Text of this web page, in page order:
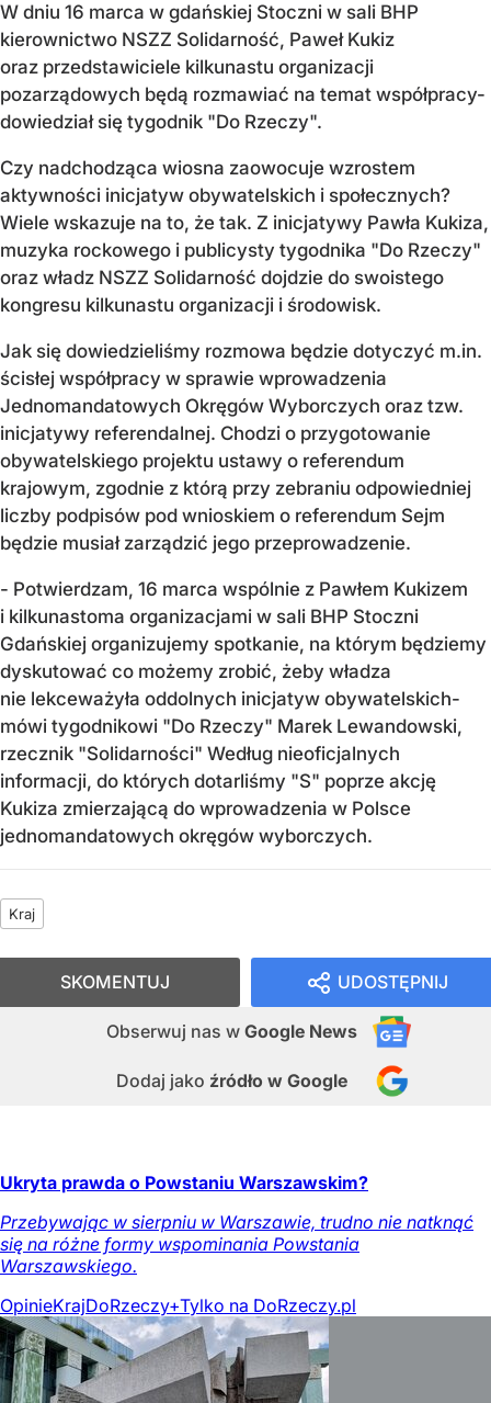
W dniu 16 marca w gdańskiej Stoczni w sali BHP
kierownictwo NSZZ Solidarność, Paweł Kukiz
oraz przedstawiciele kilkunastu organizacji
pozarządowych będą rozmawiać na temat współpracy-
dowiedział się tygodnik "Do Rzeczy".
Czy nadchodząca wiosna zaowocuje wzrostem
aktywności inicjatyw obywatelskich i społecznych?
Wiele wskazuje na to, że tak. Z inicjatywy Pawła Kukiza,
muzyka rockowego i publicysty tygodnika "Do Rzeczy"
oraz władz NSZZ Solidarność dojdzie do swoistego
kongresu kilkunastu organizacji i środowisk.
Jak się dowiedzieliśmy rozmowa będzie dotyczyć m.in.
ścisłej współpracy w sprawie wprowadzenia
Jednomandatowych Okręgów Wyborczych oraz tzw.
inicjatywy referendalnej. Chodzi o przygotowanie
obywatelskiego projektu ustawy o referendum
krajowym, zgodnie z którą przy zebraniu odpowiedniej
liczby podpisów pod wnioskiem o referendum Sejm
będzie musiał zarządzić jego przeprowadzenie.
- Potwierdzam, 16 marca wspólnie z Pawłem Kukizem
i kilkunastoma organizacjami w sali BHP Stoczni
Gdańskiej organizujemy spotkanie, na którym będziemy
dyskutować co możemy zrobić, żeby władza
nie lekceważyła oddolnych inicjatyw obywatelskich-
mówi tygodnikowi "Do Rzeczy" Marek Lewandowski,
rzecznik "Solidarności" Według nieoficjalnych
informacji, do których dotarliśmy "S" poprze akcję
Kukiza zmierzającą do wprowadzenia w Polsce
jednomandatowych okręgów wyborczych.
Kraj
UDOSTĘPNIJ
Obserwuj nas w Google News
Dodaj jako źródło w Google
SKOMENTUJ
Ukryta prawda o Powstaniu Warszawskim?
Przebywając w sierpniu w Warszawie, trudno nie natknąć
się na różne formy wspominania Powstania
Warszawskiego.
OpinieKrajDoRzeczy+Tylko na DoRzeczy.pl